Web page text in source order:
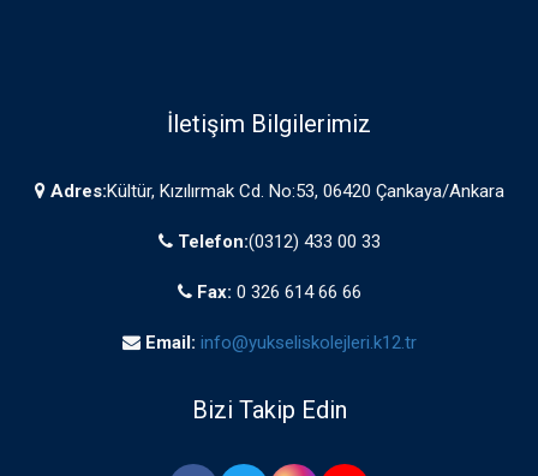
İletişim Bilgilerimiz
Adres:Kültür, Kızılırmak Cd. No:53, 06420 Çankaya/Ankara
Telefon:(0312) 433 00 33
Fax: 0 326 614 66 66
Email: info@yukseliskolejleri.k12.tr
Bizi Takip Edin